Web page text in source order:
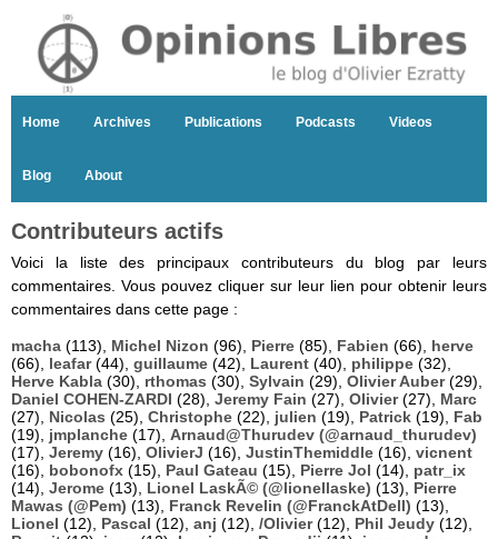
Home Archives Publications Podcasts Videos
Blog About
Contributeurs actifs
Voici la liste des principaux contributeurs du blog par leurs
commentaires. Vous pouvez cliquer sur leur lien pour obtenir leurs
commentaires dans cette page :
macha (113), Michel Nizon (96), Pierre (85), Fabien (66), herve
(66), leafar(44), guillaume (42), Laurent (40), philippe (32),
Herve Kabla (30), rthomas (30), Sylvain (29), Olivier Auber(29),
Daniel COHEN-ZARDI (28), Jeremy Fain (27), Olivier(27), Marc
(27), Nicolas (25), Christophe (22), julien (19), Patrick (19), Fab
(19), jmplanche (17), Arnaud@Thurudev (@arnaud_thurudev)
(17), Jeremy (16), OlivierJ (16), JustinThemiddle (16), vicnent
(16), bobonofx (15), Paul Gateau (15), Pierre Jol (14), patr_ix
(14), Jerome (13), Lionel LaskÃ© (@lionellaske) (13), Pierre
Mawas (@Pem) (13), Franck Revelin (@FranckAtDell) (13),
Lionel (12), Pascal (12), anj (12), /Olivier(12), Phil Jeudy (12),